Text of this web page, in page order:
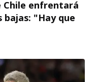
Chile enfrentará
bajas: "Hay que